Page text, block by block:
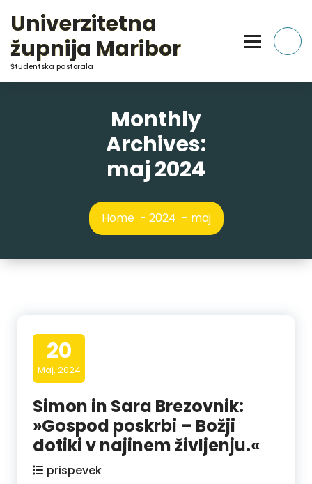
Content
Univerzitetna
župnija Maribor
Študentska pastorala
Monthly
Archives:
maj 2024
Home- 2024 - maj
20
Maj, 2024
Simon in Sara Brezovnik:
»Gospod poskrbi – Božji
dotiki v najinem življenju.«
prispevek